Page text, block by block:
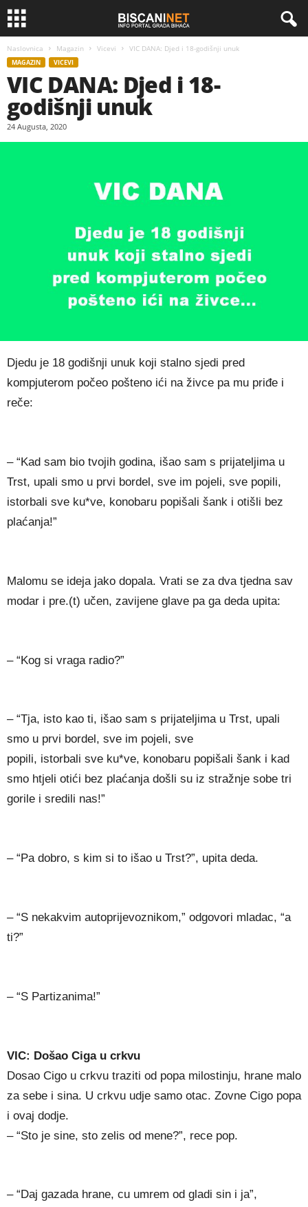
Naslovnica Magazin Vicevi VIC DANA: Djed i 18-godišnji unuk
MAGAZIN VICEVI
VIC DANA: Djed i 18-
godišnji unuk
24 Augusta, 2020
Djedu je 18 godišnji unuk koji stalno sjedi pred
kompjuterom počeo pošteno ići na živce pa mu priđe i
reče:
– “Kad sam bio tvojih godina, išao sam s prijateljima u
Trst, upali smo u prvi bordel, sve im pojeli, sve popili,
istorbali sve ku*ve, konobaru popišali šank i otišli bez
plaćanja!”
Malomu se ideja jako dopala. Vrati se za dva tjedna sav
modar i pre.(t) učen, zavijene glave pa ga deda upita:
– “Kog si vraga radio?”
– “Tja, isto kao ti, išao sam s prijateljima u Trst, upali
smo u prvi bordel, sve im pojeli, sve
popili, istorbali sve ku*ve, konobaru popišali šank i kad
smo htjeli otići bez plaćanja došli su iz stražnje sobe tri
gorile i sredili nas!”
– “Pa dobro, s kim si to išao u Trst?”, upita deda.
– “S nekakvim autoprijevoznikom,” odgovori mladac, “a
ti?”
– “S Partizanima!”
VIC: Došao Ciga u crkvu
Dosao Cigo u crkvu traziti od popa milostinju, hrane malo
za sebe i sina. U crkvu udje samo otac. Zovne Cigo popa
i ovaj dodje.
– “Sto je sine, sto zelis od mene?”, rece pop.
– “Daj gazada hrane, cu umrem od gladi sin i ja”,